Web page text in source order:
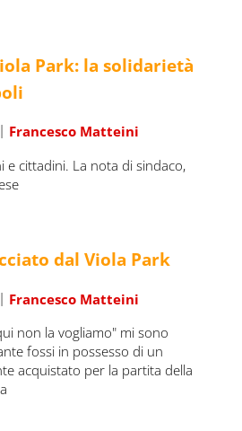
Park: la solidarietà
| Francesco Matteini
e cittadini. La nota di sindaco,
dal Viola Park
| Francesco Matteini
non la vogliamo" mi sono
fossi in possesso di un
acquistato per la partita della